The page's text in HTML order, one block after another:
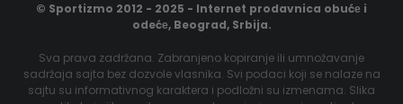
© Sportizmo 2012 - 2025 - Internet prodavnica obućе i
odećе, Beograd, Srbija.
Sva prava zadržana. Zabranjeno kopiranje ili umnožavanje
sadržaja sajta bez dozvole vlasnika. Svi podaci koji se nalaze na
sajtu su informativnog karaktera i podložni su izmenama. Slika